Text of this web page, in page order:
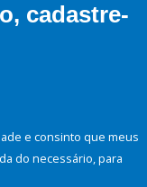
cadastre-
e consinto que meus
do necessário, para